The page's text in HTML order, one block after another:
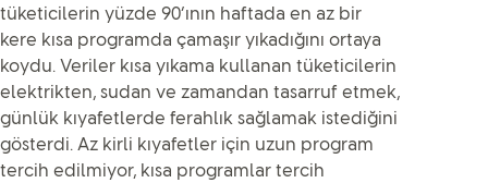
tüketicilerin yüzde 90’ının haftada en az bir
kere kısa programda çamaşır yıkadığını ortaya
koydu. Veriler kısa yıkama kullanan tüketicilerin
elektrikten, sudan ve zamandan tasarruf etmek,
günlük kıyafetlerde ferahlık sağlamak istediğini
gösterdi. Az kirli kıyafetler için uzun program
tercih edilmiyor, kısa programlar tercih